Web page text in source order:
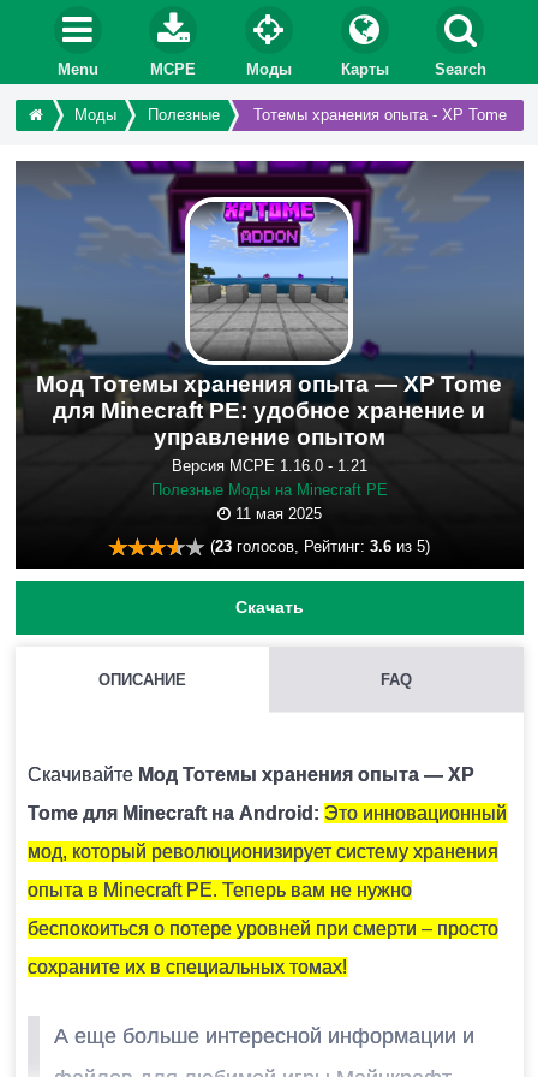
Menu MCPE Моды Карты Search
Моды Полезные Тотемы хранения опыта - XP Tome
Мод Тотемы хранения опыта — XP Tome
для Minecraft PE: удобное хранение и
управление опытом
Версия MCPE 1.16.0 - 1.21
Полезные Моды на Minecraft PE
11 мая 2025
(23 голосов, Рейтинг: 3.6 из 5)
Скачать
ОПИСАНИЕ FAQ
Скачивайте Мод Тотемы хранения опыта — XP
Tome для Minecraft на Android: Это инновационный
мод, который революционизирует систему хранения
опыта в Minecraft PE. Теперь вам не нужно
беспокоиться о потере уровней при смерти – просто
сохраните их в специальных томах!
А еще больше интересной информации и
Для этого нужно скачать файл мода и запустить его.
Модификация установится автоматически.
МОЖНО ЛИ ЗАПУСТИТЬ ЭТУ МОДИФИКАЦИЮ В
МНОГОПОЛЬЗОВАТЕЛЬСКОЙ ИГРЕ?
карты и установить на неё эту модификацию.